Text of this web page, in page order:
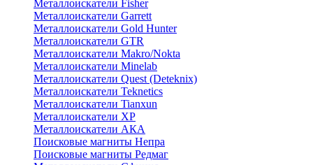
Металлоискатели Fisher
Металлоискатели Garrett
Металлоискатели Gold Hunter
Металлоискатели GTR
Металлоискатели Makro/Nokta
Металлоискатели Minelab
Металлоискатели Quest (Deteknix)
Металлоискатели Teknetics
Металлоискатели Tianxun
Металлоискатели XP
Металлоискатели АКА
Поисковые магниты Непра
Поисковые магниты Редмаг